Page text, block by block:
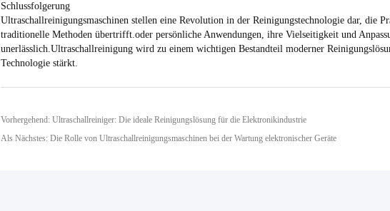
Schlussfolgerung
Ultraschallreinigungsmaschinen stellen eine Revolution in der Reinigungstechnologie dar, die
traditionelle Methoden übertrifft.oder persönliche Anwendungen, ihre Vielseitigkeit und
unerlässlich.Ultraschallreinigung wird zu einem wichtigen Bestandteil moderner
Technologie stärkt.
Vorhergehend: Ultraschallreiniger: Die ideale Reinigungslösung für die Elektronikindustrie
Als Nächstes: Die Rolle von Ultraschallreinigungsmaschinen bei der Wartung elektronischer Geräte